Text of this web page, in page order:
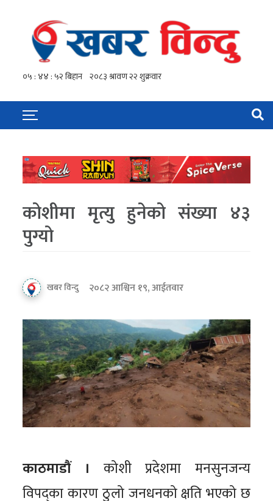
कोशीमा मृत्यु हुनेको संख्या ४३
पुग्यो
खबर विन्दु २०८२ आश्विन १९, आईतवार
काठमाडौं । कोशी प्रदेशमा मनसुनजन्य
विपद्का कारण ठुलो जनधनको क्षति भएको छ